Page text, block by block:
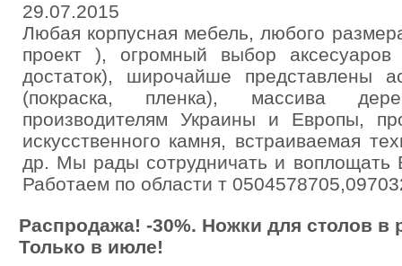
29.07.2015
Любая корпусная мебель, любого
проект ), огромный выбор
достаток), широчайше представлены
(покраска, пленка), массива
производителям Украины и Европы,
искусственного камня, встраиваемая
др. Мы рады сотрудничать и воплощать
Работаем по области т
Распродажа! -30%. Ножки для столов
Только в июле!